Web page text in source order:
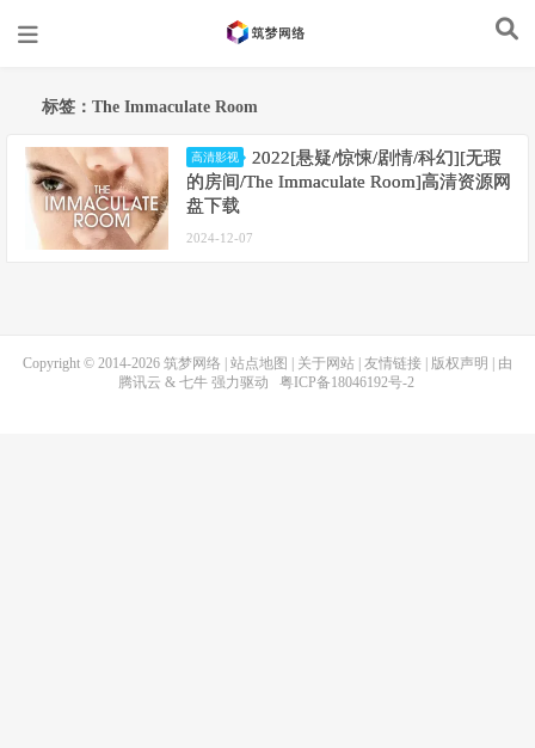
标签：The Immaculate Room
高清影视
2022[悬疑/惊悚/剧情/科幻][无瑕
的房间/The Immaculate Room]高清资源网
盘下载
2024-12-07
Copyright © 2014-2026 筑梦网络 站点地图 关于网站 友情链接 版权声明
| 由
腾讯云 & 七牛强力驱动 粤ICP备18046192号-2